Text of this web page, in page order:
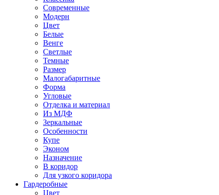
Современные
Модерн
Цвет
Белые
Венге
Светлые
Темные
Размер
Малогабаритные
Форма
Угловые
Отделка и материал
Из МДФ
Зеркальные
Особенности
Купе
Эконом
Назначение
В коридор
Для узкого коридора
Гардеробные
Цвет